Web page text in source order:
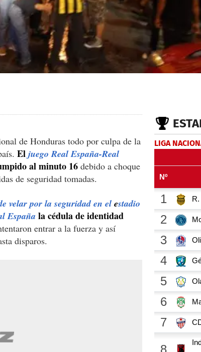
de Honduras todo por culpa de la
Eljuego Real España-Real
al minuto 16 debido a choque
de seguridad tomadas.
velar por la seguridad en el estadio
España la cédula de identidad
entrar a la fuerza y así
disparos.
LIGA